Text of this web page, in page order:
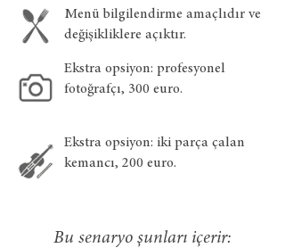
Menü bilgilendirme amaçlıdır ve
değişikliklere açıktır.
Ekstra opsiyon: profesyonel
fotoğrafçı, 300 euro.
Ekstra opsiyon: iki parça çalan
kemancı, 200 euro.
Bu senaryo şunları içerir: